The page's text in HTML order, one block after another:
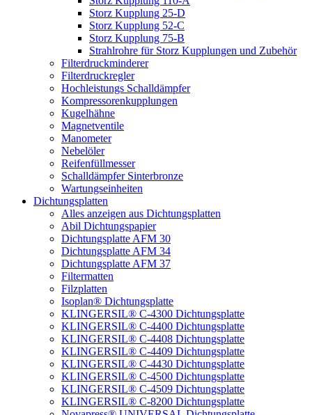
Storz Kupplung 25-D
Storz Kupplung 52-C
Storz Kupplung 75-B
Strahlrohre für Storz Kupplungen und Zubehör
Filterdruckminderer
Filterdruckregler
Hochleistungs Schalldämpfer
Kompressorenkupplungen
Kugelhähne
Magnetventile
Manometer
Nebelöler
Reifenfüllmesser
Schalldämpfer Sinterbronze
Wartungseinheiten
Dichtungsplatten
Alles anzeigen aus Dichtungsplatten
Abil Dichtungspapier
Dichtungsplatte AFM 30
Dichtungsplatte AFM 34
Dichtungsplatte AFM 37
Filtermatten
Filzplatten
Isoplan® Dichtungsplatte
KLINGERSIL® C-4300 Dichtungsplatte
KLINGERSIL® C-4400 Dichtungsplatte
KLINGERSIL® C-4408 Dichtungsplatte
KLINGERSIL® C-4409 Dichtungsplatte
KLINGERSIL® C-4430 Dichtungsplatte
KLINGERSIL® C-4500 Dichtungsplatte
KLINGERSIL® C-4509 Dichtungsplatte
KLINGERSIL® C-8200 Dichtungsplatte